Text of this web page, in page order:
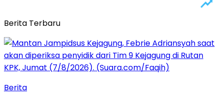
Berita Terbaru
Berita